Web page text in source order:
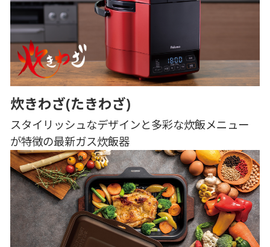
炊きわざ(たきわざ)
スタイリッシュなデザインと多彩な炊飯メニュー
が特徴の最新ガス炊飯器